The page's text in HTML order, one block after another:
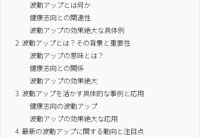
波動アップとは何か
健康志向との関連性
波動アップの効果絶大な具体例
2.波動アップとは？その背景と重要性
波動アップの意味とは？
健康志向との関係
波動アップの効果絶大
3.波動アップを活かす具体的な事例と応用
健康志向の波動アップ
波動アップの効果絶大な応用
4.最新の波動アップに関する動向と注目点